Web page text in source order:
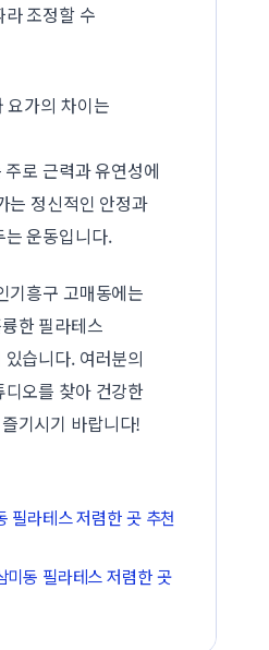
조정할 수
요가의 차이는
로 근력과 유연성에
는 정신적인 안정과
운동입니다.
기흥구 고매동에는
한 필라테스
습니다. 여러분의
오를 찾아 건강한
기시기 바랍니다!
필라테스 저렴한 곳 추천
미동 필라테스 저렴한 곳